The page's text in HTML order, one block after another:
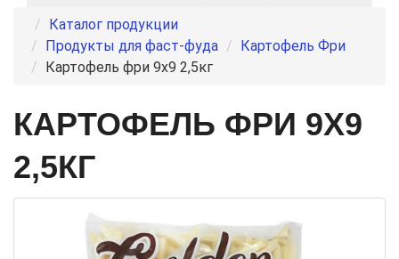
Каталог продукции
Продукты для фаст-фуда
Картофель Фри
Картофель фри 9х9 2,5кг
КАРТОФЕЛЬ ФРИ 9Х9
2,5КГ